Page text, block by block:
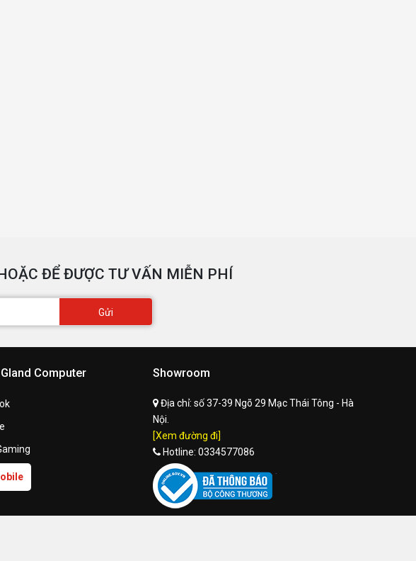
ĐỂ ĐƯỢC TƯ VẤN MIỄN PHÍ
Gửi
Computer Showroom
Địa chỉ: số 37-39 Ngõ 29 Mạc Thái Tông - Hà
Nội.
[Xem đường đi]
Hotline: 0334577086